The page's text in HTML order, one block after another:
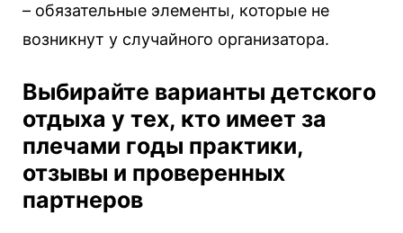
– обязательные элементы, которые не
возникнут у случайного организатора.
Выбирайте варианты детского
отдыха у тех, кто имеет за
плечами годы практики,
отзывы и проверенных
партнеров